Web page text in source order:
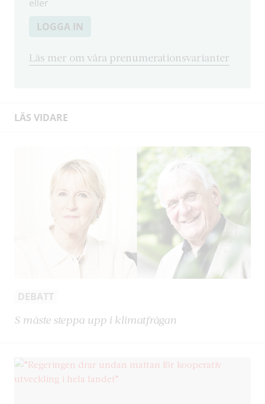
eller
LOGGA IN
Läs mer om våra prenumerationsvarianter
LÄS VIDARE
DEBATT
S måste steppa upp i klimatfrågan